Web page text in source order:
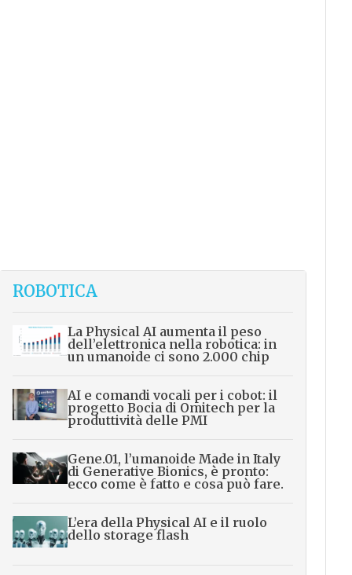
ROBOTICA
La Physical AI aumenta il peso
dell’elettronica nella robotica: in
un umanoide ci sono 2.000 chip
AI e comandi vocali per i cobot: il
progetto Bocia di Omitech per la
produttività delle PMI
Gene.01, l’umanoide Made in Italy
di Generative Bionics, è pronto:
ecco come è fatto e cosa può fare.
L’era della Physical AI e il ruolo
dello storage flash